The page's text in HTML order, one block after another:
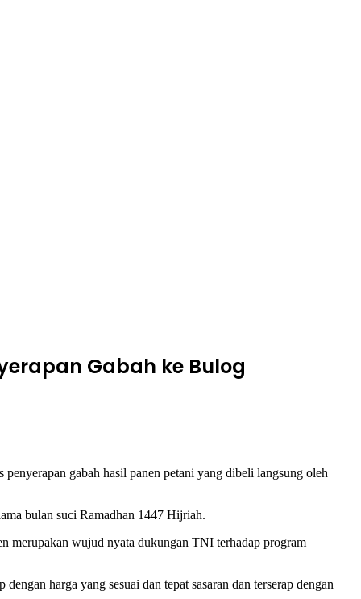
Gabah ke Bulog
gabah hasil panen petani yang dibeli langsung oleh
bulan suci Ramadhan 1447 Hijriah.
merupakan wujud nyata dukungan TNI terhadap program
harga yang sesuai dan tepat sasaran dan terserap dengan